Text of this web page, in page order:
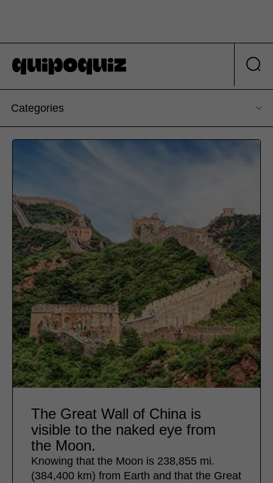
Categories
The Great Wall of China is
visible to the naked eye from
the Moon.
Knowing that the Moon is 238,855 mi.
(384,400 km) from Earth and that the Great